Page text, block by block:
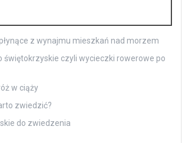
z wynajmu mieszkań nad morzem
świętokrzyskie czyli wycieczki rowerowe po
w ciąży
zwiedzić?
do zwiedzenia